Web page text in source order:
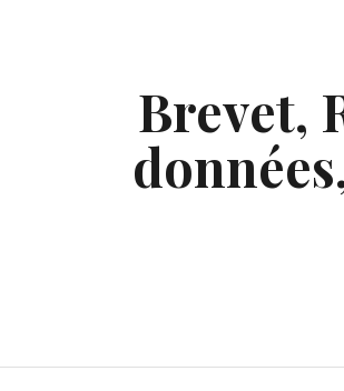
Brevet,